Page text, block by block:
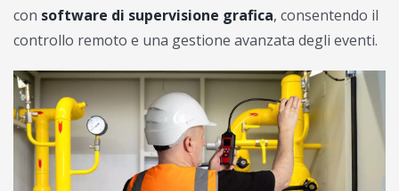
con software di supervisione grafica, consentendo il
controllo remoto e una gestione avanzata degli eventi.